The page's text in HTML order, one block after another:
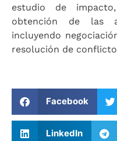
estudio de
obtención de las
incluyendo
resolución de
Facebook
LinkedIn